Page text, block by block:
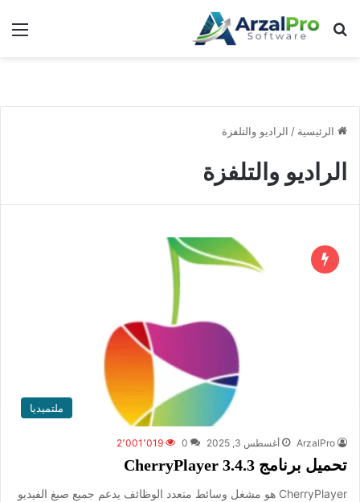
بحث عن
الرئيسية / الراديو والتلفزة
الراديو والتلفزة
ملتميديا
ArzalPro أغسطس 3, 2025 0 2٬001٬019
تحميل برنامج CherryPlayer 3.4.3
CherryPlayer هو مشغل وسائط متعدد الوظائف يدعم جميع صيغ الفيديو